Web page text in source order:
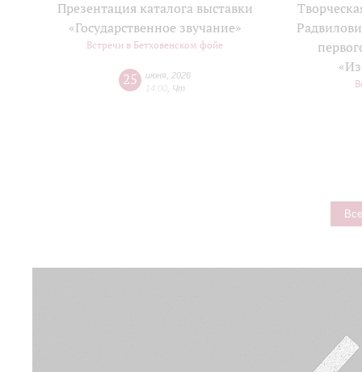
Презентация каталога выставки
«Государственное звучание»
Встречи в Бетховенском фойе
25 июня 2026
14:00 Чт